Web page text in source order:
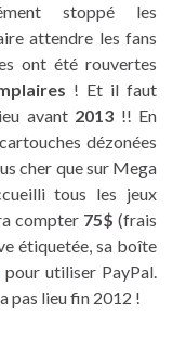
stoppé les
attendre les fans
ont été rouvertes
! Et il faut
avant 2013 !! En
dézonées
cher que sur Mega
tous les jeux
compter 75$ (frais
étiquetée, sa boîte
pour utiliser PayPal.
pas lieu fin 2012 !